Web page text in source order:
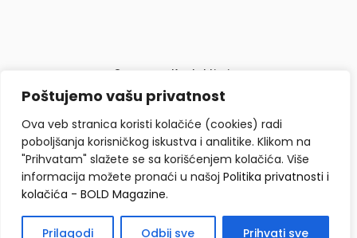
Poštujemo vašu privatnost
Ova veb stranica koristi kolačiće (cookies) radi
poboljšanja korisničkog iskustva i analitike. Klikom na
"Prihvatam" slažete se sa korišćenjem kolačića. Više
informacija možete pronaći u našoj Politika privatnosti i
kolačića - BOLD Magazine.
Prilagodi Odbij sve Prihvati sve
O nama Kontaktiraj nas
Politika privatnosti i kolačića
Copyright © BOLD Magazine 2026. Sva prava zadržana.